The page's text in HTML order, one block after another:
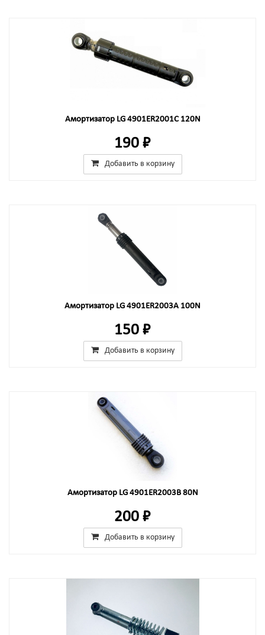
Амортизатор LG 4901ER2001C 120N
190 ₽
Добавить в корзину
Амортизатор LG 4901ER2003A 100N
150 ₽
Добавить в корзину
Амортизатор LG 4901ER2003B 80N
200 ₽
Добавить в корзину